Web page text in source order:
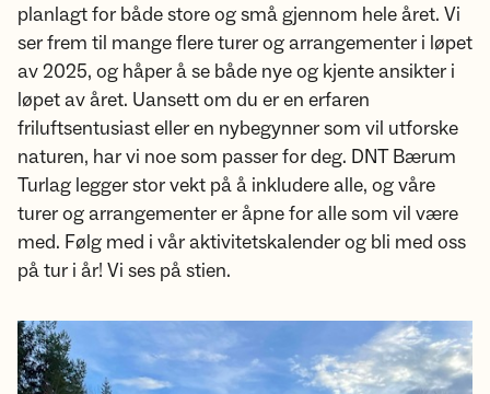
planlagt for både store og små gjennom hele året. Vi
ser frem til mange flere turer og arrangementer i løpet
av 2025, og håper å se både nye og kjente ansikter i
løpet av året. Uansett om du er en erfaren
friluftsentusiast eller en nybegynner som vil utforske
naturen, har vi noe som passer for deg. DNT Bærum
Turlag legger stor vekt på å inkludere alle, og våre
turer og arrangementer er åpne for alle som vil være
med. Følg med i vår aktivitetskalender og bli med oss
på tur i år! Vi ses på stien.